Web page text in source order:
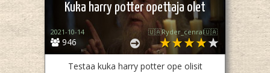
Kuka harry potter opettaja olet
946
2021-10-14 🇺🇦Ryder_cenral🇺🇦
Testaa kuka harry potter ope olisit